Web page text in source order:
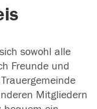
sowohl alle
Freunde und
Mitgliedern